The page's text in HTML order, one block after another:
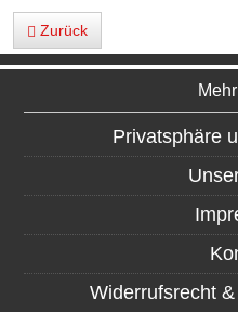
Zurück
Privatsphäre
Widerrufsrecht